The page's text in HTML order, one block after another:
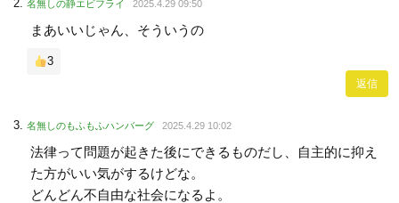
名無しの静エビフライ 2025.4.29 09:50
まあいいじゃん、そういうの
3
返信
名無しのもふもふハンバーグ 2025.4.29 10:02
法律って問題が起きた後にできるものだし、自主的に抑え
た方がいい気がするけどな。
どんどん不自由な社会になるよ。